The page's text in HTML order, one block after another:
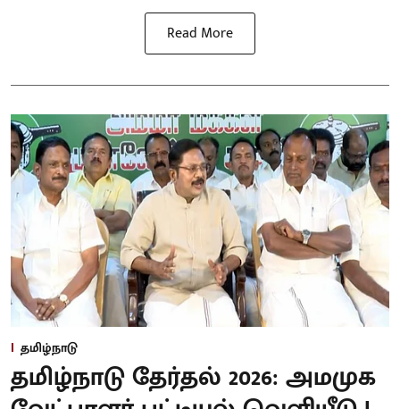
Read More
தமிழ்நாடு
தமிழ்நாடு தேர்தல் 2026: அமமுக